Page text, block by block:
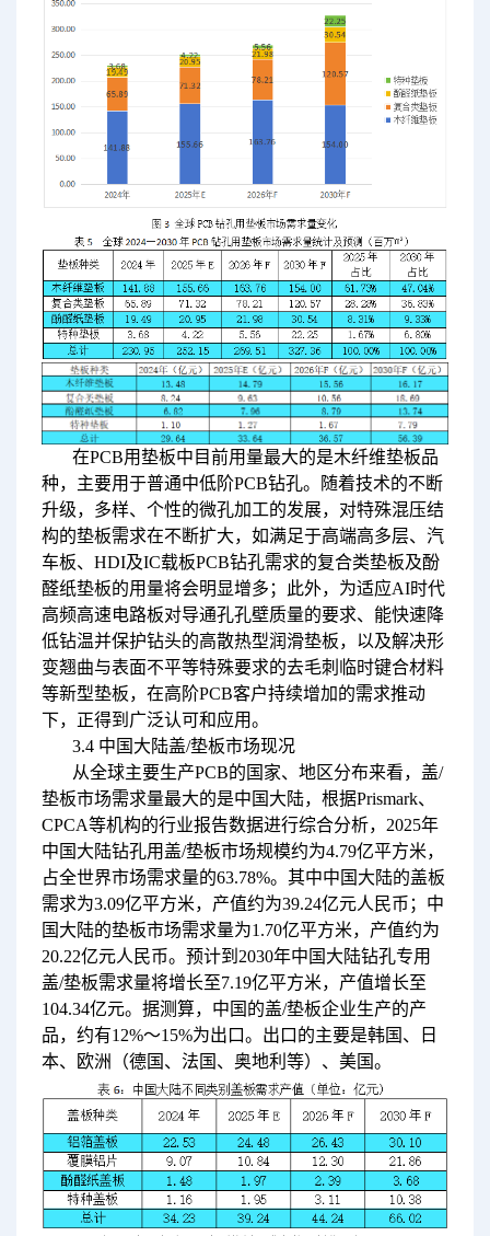
在PCB用垫板中目前用量最大的是木纤维垫板品
种，主要用于普通中低阶PCB钻孔。随着技术的不断
升级，多样、个性的微孔加工的发展，对特殊混压结
构的垫板需求在不断扩大，如满足于高端高多层、汽
车板、HDI及IC载板PCB钻孔需求的复合类垫板及酚
醛纸垫板的用量将会明显增多；此外，为适应AI时代
高频高速电路板对导通孔孔壁质量的要求、能快速降
低钻温并保护钻头的高散热型润滑垫板，以及解决形
变翘曲与表面不平等特殊要求的去毛刺临时键合材料
等新型垫板，在高阶PCB客户持续增加的需求推动
下，正得到广泛认可和应用。
3.4 中国大陆盖/垫板市场现况
从全球主要生产PCB的国家、地区分布来看，盖/
垫板市场需求量最大的是中国大陆，根据Prismark、
CPCA等机构的行业报告数据进行综合分析，2025年
中国大陆钻孔用盖/垫板市场规模约为4.79亿平方米，
占全世界市场需求量的63.78%。其中中国大陆的盖板
需求为3.09亿平方米，产值约为39.24亿元人民币；中
国大陆的垫板市场需求量为1.70亿平方米，产值约为
20.22亿元人民币。预计到2030年中国大陆钻孔专用
盖/垫板需求量将增长至7.19亿平方米，产值增长至
104.34亿元。据测算，中国的盖/垫板企业生产的产
品，约有12%～15%为出口。出口的主要是韩国、日
本、欧洲（德国、法国、奥地利等）、美国。